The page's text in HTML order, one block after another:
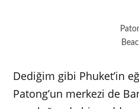
Dediğim gibi Phuket’in
Patong’un merkezi de